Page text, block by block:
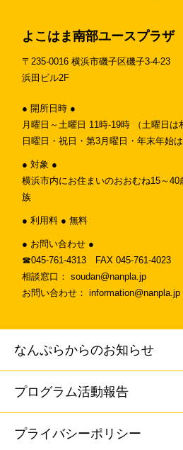
よこはま南部ユースプラザ
〒235-0016 横浜市磯子区磯子3-4-23
浜田ビル2F
● 開所日時 ●
月曜日～土曜日 11時-19時 （土曜日
日曜日・祝日・第3月曜日・年末年始は
● 対象 ●
横浜市内にお住まいのおおむね15～
族
● 利用料 ● 無料
● お問い合わせ ●
☎︎045-761-4313 FAX 045-761-4023
相談窓口： soudan@nanpla.jp
お問い合わせ： information@nanpla.jp
なんぷらからのお知らせ
プログラム活動報告
プライバシーポリシー